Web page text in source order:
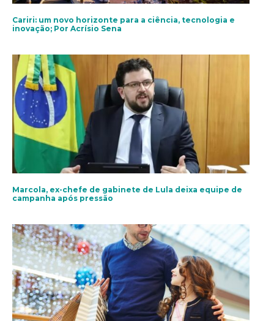
Cariri: um novo horizonte para a ciência, tecnologia e
inovação; Por Acrísio Sena
Marcola, ex-chefe de gabinete de Lula deixa equipe de
campanha após pressão